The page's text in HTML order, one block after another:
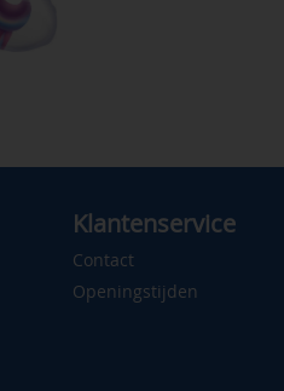
Klantenservice
Contact
Openingstijden